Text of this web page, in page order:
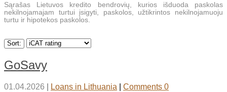
Sąrašas Lietuvos kredito bendrovių, kurios išduoda paskolas
nekilnojamajam turtui įsigyti, paskolos, užtikrintos nekilnojamuoju
turtu ir hipotekos paskolos.
Sort:
GoSavy
01.04.2026 Loans in Lithuania
Comments 0